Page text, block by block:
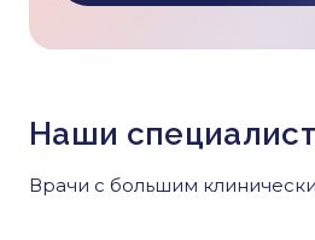
Наши
Врачи с большим